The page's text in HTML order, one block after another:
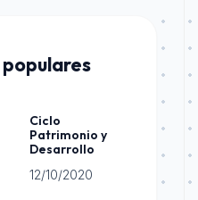
Ciclo
Patrimonio y
Desarrollo
12/10/2020